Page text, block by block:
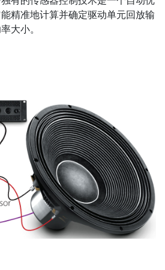
精准地计算并确定驱动单元回放输
大小。